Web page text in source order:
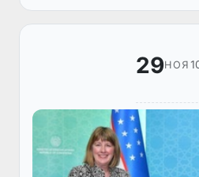
ташриф оварда, бо аъзои
29НОЯ